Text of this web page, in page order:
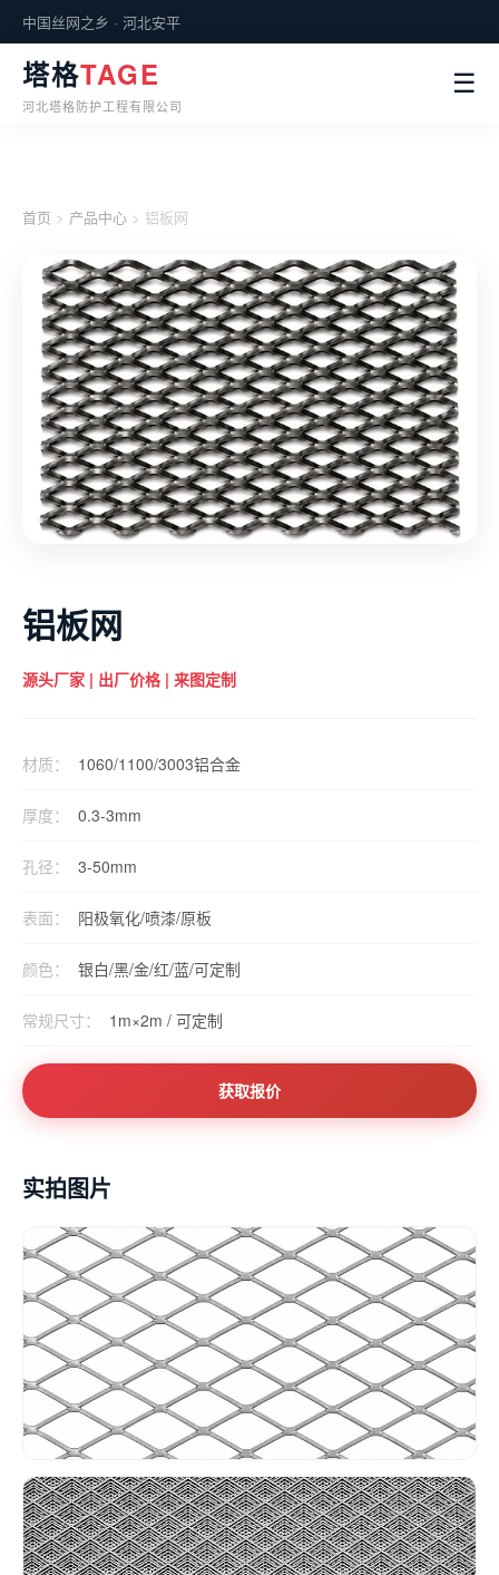
中国丝网之乡 · 河北安平
塔格TAGE
河北塔格防护工程有限公司
☰
首页 > 产品中心 > 铝板网
铝板网
源头厂家 | 出厂价格 | 来图定制
材质： 1060/1100/3003铝合金
厚度： 0.3-3mm
孔径： 3-50mm
表面： 阳极氧化/喷漆/原板
颜色： 银白/黑/金/红/蓝/可定制
常规尺寸： 1m×2m / 可定制
获取报价
实拍图片